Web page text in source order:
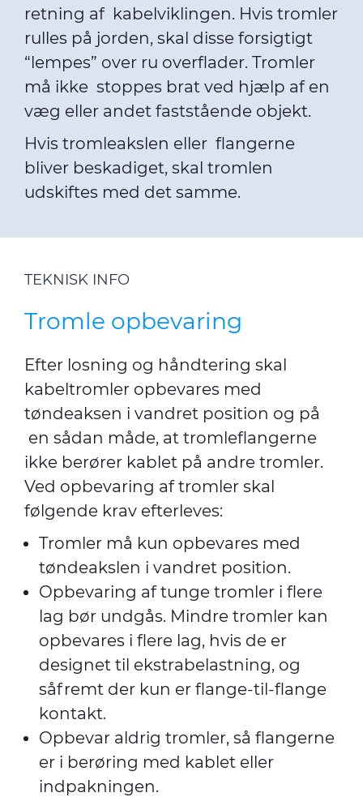
retning af kabelviklingen. Hvis tromler
rulles på jorden, skal disse forsigtigt
“lempes” over ru overflader. Tromler
må ikke stoppes brat ved hjælp af en
væg eller andet faststående objekt.
Hvis tromleakslen eller flangerne
bliver beskadiget, skal tromlen
udskiftes med det samme.
TEKNISK INFO
Tromle opbevaring
Efter losning og håndtering skal
kabeltromler opbevares med
tøndeaksen i vandret position og på
en sådan måde, at tromleflangerne
ikke berører kablet på andre tromler.
Ved opbevaring af tromler skal
følgende krav efterleves:
Tromler må kun opbevares med
tøndeakslen i vandret position.
Opbevaring af tunge tromler i flere
lag bør undgås. Mindre tromler kan
opbevares i flere lag, hvis de er
designet til ekstrabelastning, og
såfremt der kun er flange-til-flange
kontakt.
Opbevar aldrig tromler, så flangerne
er i berøring med kablet eller
indpakningen.